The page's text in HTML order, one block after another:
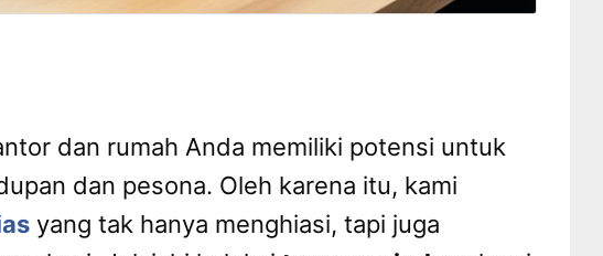
dan rumah Anda memiliki potensi untuk
dan pesona. Oleh karena itu, kami
yang tak hanya menghiasi, tapi juga